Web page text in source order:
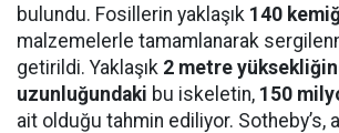
bulundu. Fosillerin yaklaşık 140
malzemelerle tamamlanarak
getirildi. Yaklaşık 2 metre
uzunluğundaki bu iskeletin, 150
ait olduğu tahmin ediliyor. Sotheby’s,